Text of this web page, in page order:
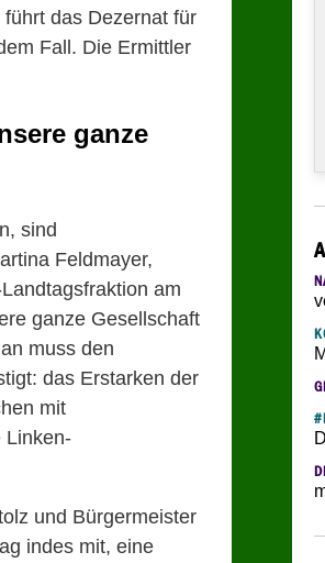
das Dezernat für
Fall. Die Ermittler
ganze
sind
Feldmayer,
am
ganze Gesellschaft
muss den
das Erstarken der
mit
Linken-
und Bürgermeister
indes mit, eine